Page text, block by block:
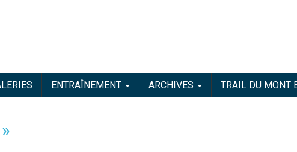
ENTRAÎNEMENT ARCHIVES TRAIL DU MONT